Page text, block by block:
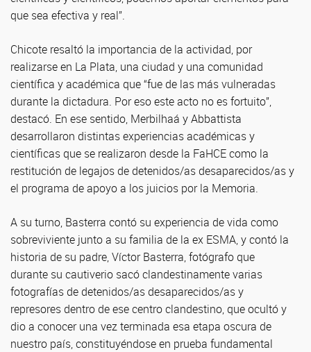
que sea efectiva y real”.
Chicote resaltó la importancia de la actividad, por
realizarse en La Plata, una ciudad y una comunidad
científica y académica que “fue de las más vulneradas
durante la dictadura. Por eso este acto no es fortuito”,
destacó. En ese sentido, Merbilhaá y Abbattista
desarrollaron distintas experiencias académicas y
científicas que se realizaron desde la FaHCE como la
restitución de legajos de detenidos/as desaparecidos/as y
el programa de apoyo a los juicios por la Memoria.
A su turno, Basterra contó su experiencia de vida como
sobreviviente junto a su familia de la ex ESMA, y contó la
historia de su padre, Víctor Basterra, fotógrafo que
durante su cautiverio sacó clandestinamente varias
fotografías de detenidos/as desaparecidos/as y
represores dentro de ese centro clandestino, que ocultó y
dio a conocer una vez terminada esa etapa oscura de
nuestro país, constituyéndose en prueba fundamental